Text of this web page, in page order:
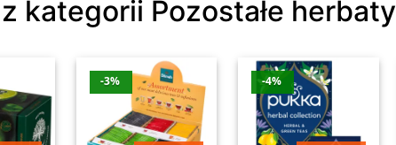
kategorii Pozostałe herbaty
-3% -4%